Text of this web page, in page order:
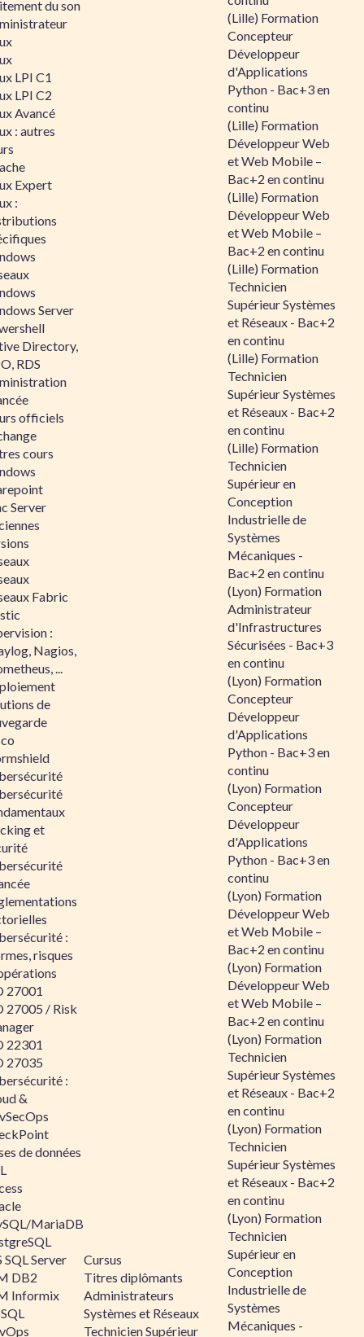
du son
LPI C1
LPI C2
Avancé
: autres
Expert
:
Server
Directory,
RDS
officiels
cours
Server
Fabric
:
Nagios,
...
de
et
:
risques
27001
27005 / Risk
22301
27035
:
&
de données
MariaDB
SQL Server
DB2
Informix
Cursus
Titres diplômants
Administrateurs
Systèmes et Réseaux
Technicien Supérieur
(Lille) Formation
Concepteur
Développeur
d'Applications
Python - Bac+3 en
continu
(Lille) Formation
Développeur Web
et Web Mobile –
Bac+2 en continu
(Lille) Formation
Développeur Web
et Web Mobile –
Bac+2 en continu
(Lille) Formation
Technicien
Supérieur Systèmes
et Réseaux - Bac+2
en continu
(Lille) Formation
Technicien
Supérieur Systèmes
et Réseaux - Bac+2
en continu
(Lille) Formation
Technicien
Supérieur en
Conception
Industrielle de
Systèmes
Mécaniques -
Bac+2 en continu
(Lyon) Formation
Administrateur
d'Infrastructures
Sécurisées - Bac+3
en continu
(Lyon) Formation
Concepteur
Développeur
d'Applications
Python - Bac+3 en
continu
(Lyon) Formation
Concepteur
Développeur
d'Applications
Python - Bac+3 en
continu
(Lyon) Formation
Développeur Web
et Web Mobile –
Bac+2 en continu
(Lyon) Formation
Développeur Web
et Web Mobile –
Bac+2 en continu
(Lyon) Formation
Technicien
Supérieur Systèmes
et Réseaux - Bac+2
en continu
(Lyon) Formation
Technicien
Supérieur Systèmes
et Réseaux - Bac+2
en continu
(Lyon) Formation
Technicien
Supérieur en
Conception
Industrielle de
Systèmes
Mécaniques -